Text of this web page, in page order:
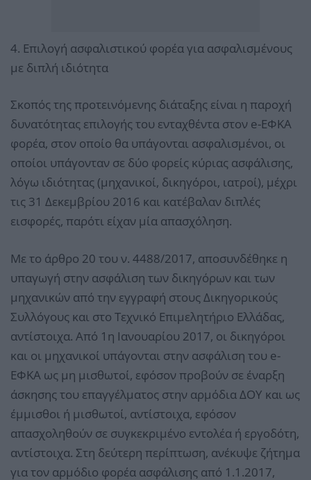
4. Επιλογή ασφαλιστικού φορέα για ασφαλισμένους
με διπλή ιδιότητα
Σκοπός της προτεινόμενης διάταξης είναι η παροχή
δυνατότητας επιλογής του ενταχθέντα στον e-ΕΦΚΑ
φορέα, στον οποίο θα υπάγονται ασφαλισμένοι, οι
οποίοι υπάγονταν σε δύο φορείς κύριας ασφάλισης,
λόγω ιδιότητας (μηχανικοί, δικηγόροι, ιατροί), μέχρι
τις 31 Δεκεμβρίου 2016 και κατέβαλαν διπλές
εισφορές, παρότι είχαν μία απασχόληση.
Με το άρθρο 20 του ν. 4488/2017, αποσυνδέθηκε η
υπαγωγή στην ασφάλιση των δικηγόρων και των
μηχανικών από την εγγραφή στους Δικηγορικούς
Συλλόγους και στο Τεχνικό Επιμελητήριο Ελλάδας,
αντίστοιχα. Από 1η Ιανουαρίου 2017, οι δικηγόροι
και οι μηχανικοί υπάγονται στην ασφάλιση του e-
ΕΦΚΑ ως μη μισθωτοί, εφόσον προβούν σε έναρξη
άσκησης του επαγγέλματος στην αρμόδια ΔΟΥ και ως
έμμισθοι ή μισθωτοί, αντίστοιχα, εφόσον
απασχοληθούν σε συγκεκριμένο εντολέα ή εργοδότη,
αντίστοιχα. Στη δεύτερη περίπτωση, ανέκυψε ζήτημα
για τον αρμόδιο φορέα ασφάλισης από 1.1.2017,